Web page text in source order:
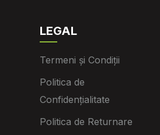
LEGAL
Termeni și Condiții
Politica de
Confidențialitate
Politica de Returnare